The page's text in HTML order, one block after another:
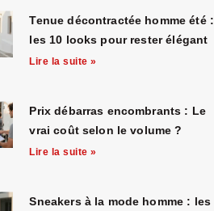
Tenue décontractée homme été :
les 10 looks pour rester élégant
Lire la suite »
Prix débarras encombrants : Le
vrai coût selon le volume ?
Lire la suite »
Sneakers à la mode homme : les